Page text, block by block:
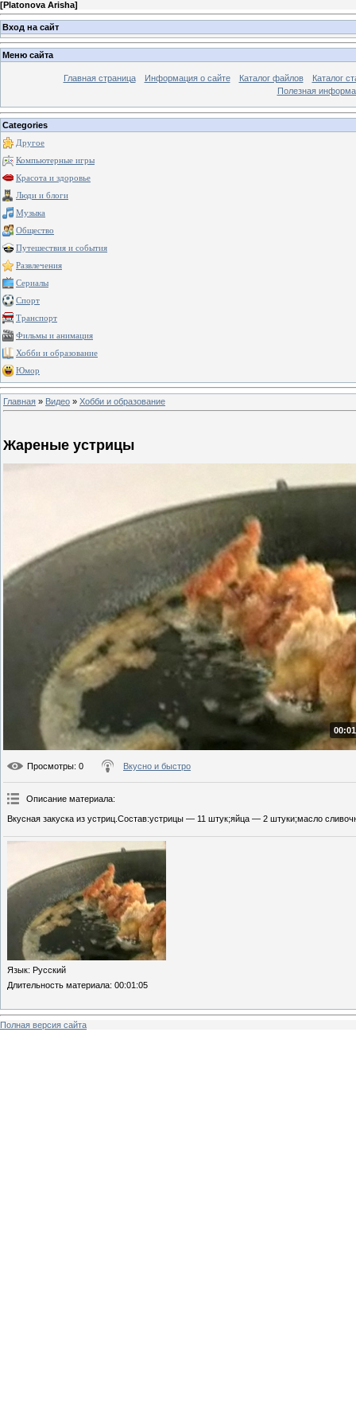
[Platonova Arisha]
Вход на сайт
Меню сайта
Главная страница Информация о сайте Каталог файлов
Каталог
Полезная
Categories
Другое
Компьютерные игры
Красота и здоровье
Люди и блоги
Музыка
Общество
Путешествия и события
Развлечения
Сериалы
Спорт
Транспорт
Фильмы и анимация
Хобби и образование
Юмор
Главная » Видео » Хобби и образование
Жареные устрицы
Просмотры: 0 Вкусно и быстро
Описание материала:
Вкусная закуска из устриц.Состав:устрицы — 11 штук;яйца — 2 штуки;масло
Язык: Русский
Длительность материала: 00:01:05
Полная версия сайта